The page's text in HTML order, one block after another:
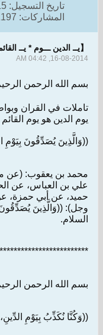
تاريخ التسجيل: 2014
المشاركات:
【يــ الدين ـــوم * يــ
16-08-2014, 04:42 AM
بسم الله الرحمن
تاملات في القران
يوم الدين هو يوم
((وَالَّذِينَ يُصَدِّقُونَ بِيَوْمِ
محمد بن يعقوب: (عن
علي بن العباس، عن
حميد، عن أبي حمزة،
وجل): ((وَالَّذِينَ يُصَدِّقُونَ
السلام.
بسم الله الرحمن
((وَكُنَّا نُكَذِّبُ بِيَوْمِ